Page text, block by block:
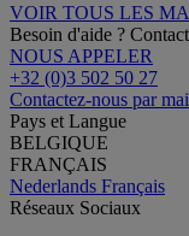
VOIR TOUS LES
Besoin d'aide ?
NOUS APPELER
+32 (0)3 502 50 27
Contactez-nous par
Pays et Langue
BELGIQUE
FRANÇAIS
Nederlands Français
Réseaux Sociaux